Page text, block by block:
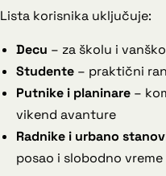
Lista korisnika uključuje:
Decu – za školu i
Studente – praktični
Putnike i planinare –
vikend avanture
Radnike i urbano
posao i slobodno vreme